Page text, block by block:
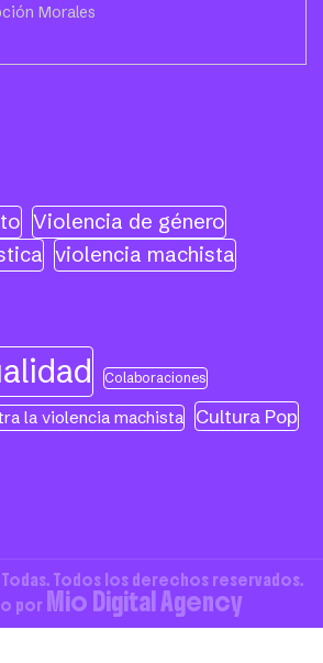
Morales
Violencia de género
violencia machista
Colaboraciones
la violencia machista Cultura Pop
Todos los derechos reservados.
por Mio Digital Agency